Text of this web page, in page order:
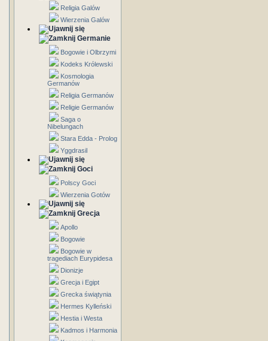
Religia Galów
Wierzenia Galów
Germanie
Bogowie i Olbrzymi
Kodeks Królewski
Kosmologia
Germanów
Religia Germanów
Religie Germanów
Saga o
Nibelungach
Stara Edda - Prolog
Yggdrasil
Goci
Polscy Goci
Wierzenia Gotów
Grecja
Apollo
Bogowie
Bogowie w
tragediach Eurypidesa
Dionizje
Grecja i Egipt
Grecka świątynia
Hermes Kylleński
Hestia i Westa
Kadmos i Harmonia